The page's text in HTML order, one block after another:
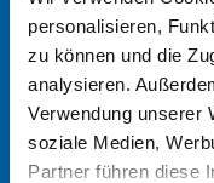
personalisieren,
zu können und die
analysieren.
Verwendung unserer
soziale Medien,
Partner führen diese